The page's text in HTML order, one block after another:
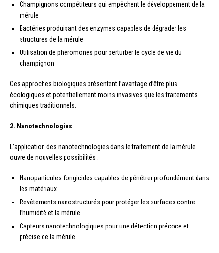
Champignons compétiteurs qui empêchent le développement de la
mérule
Bactéries produisant des enzymes capables de dégrader les
structures de la mérule
Utilisation de phéromones pour perturber le cycle de vie du
champignon
Ces approches biologiques présentent l’avantage d’être plus
écologiques et potentiellement moins invasives que les traitements
chimiques traditionnels.
2. Nanotechnologies
L’application des nanotechnologies dans le traitement de la mérule
ouvre de nouvelles possibilités :
Nanoparticules fongicides capables de pénétrer profondément dans
les matériaux
Revêtements nanostructurés pour protéger les surfaces contre
l’humidité et la mérule
Capteurs nanotechnologiques pour une détection précoce et
précise de la mérule